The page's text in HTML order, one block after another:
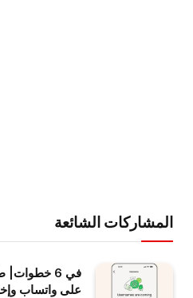
المشاركات الشائعة
في 6
على واتساب